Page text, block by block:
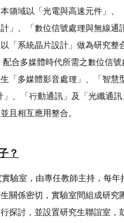
本領域以「光電與高速元件」、
」 、「數位信號處理與無線通
「系統晶片設計」做為研究整
配合多媒體時代所需之數位信號
「多媒體影音處理」、「智慧
、「行動通訊」及「光纖通訊
且相互應用整合。
？
驗室，由專任教師主持，每年
關係密切，實驗室間組成研究
探討，並設置研究生聯誼室，